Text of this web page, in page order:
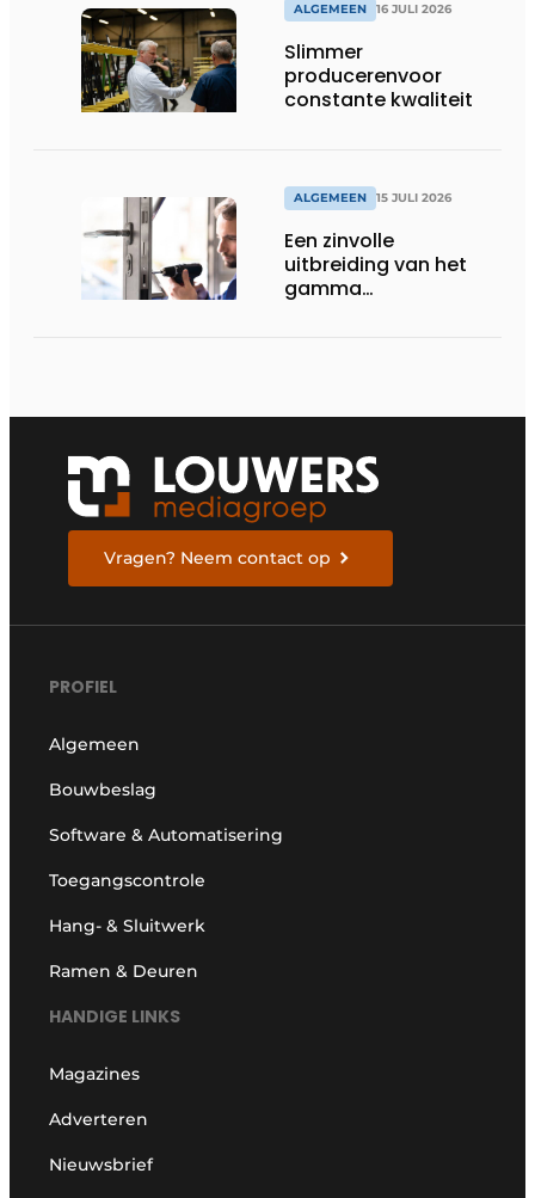
ALGEMEEN 16 JULI 2026
Slimmer
producerenvoor
constante kwaliteit
ALGEMEEN 15 JULI 2026
Een zinvolle
uitbreiding van het
gamma
Vragen? Neem contact op
PROFIEL
Algemeen
Bouwbeslag
Software & Automatisering
Toegangscontrole
Hang- & Sluitwerk
Ramen & Deuren
HANDIGE LINKS
Magazines
Adverteren
Nieuwsbrief